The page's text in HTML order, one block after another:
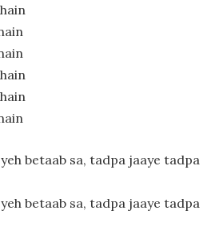
betaab sa, tadpa jaaye tadpa
betaab sa, tadpa jaaye tadpa